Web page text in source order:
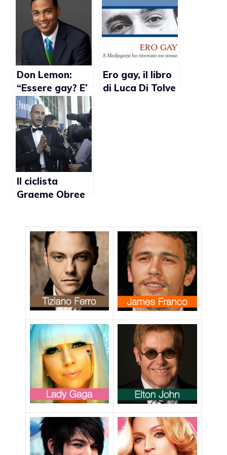
outing perché
non sono
omosessuale”
essere un
esempio
positivo di
Don Lemon:
“Essere gay? E’
una cosa
normale”
Ero gay, il libro
di Luca Di Tolve
Il ciclista
Graeme Obree